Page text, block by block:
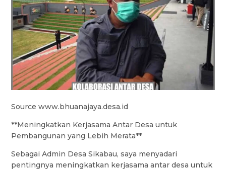
Source www.bhuanajaya.desa.id
**Meningkatkan Kerjasama Antar Desa untuk
Pembangunan yang Lebih Merata**
Sebagai Admin Desa Sikabau, saya menyadari
pentingnya meningkatkan kerjasama antar desa untuk